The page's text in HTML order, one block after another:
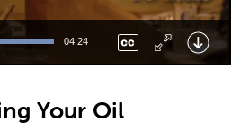
04:24
Your Oil